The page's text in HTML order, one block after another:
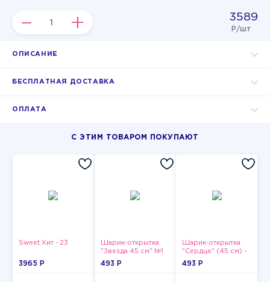
– + 3589
Р/шт
ОПИСАНИЕ
БЕСПЛАТНАЯ ДОСТАВКА
ОПЛАТА
С ЭТИМ ТОВАРОМ ПОКУПАЮТ
Sweet Хит - 23
3965 P
Шарик-открытка
"Звезда 45 см" №1
493 P
Шарик-открытка
"Сердце" (45 см) -
2
493 P